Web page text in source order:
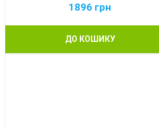
1896 грн
ДО КОШИКУ